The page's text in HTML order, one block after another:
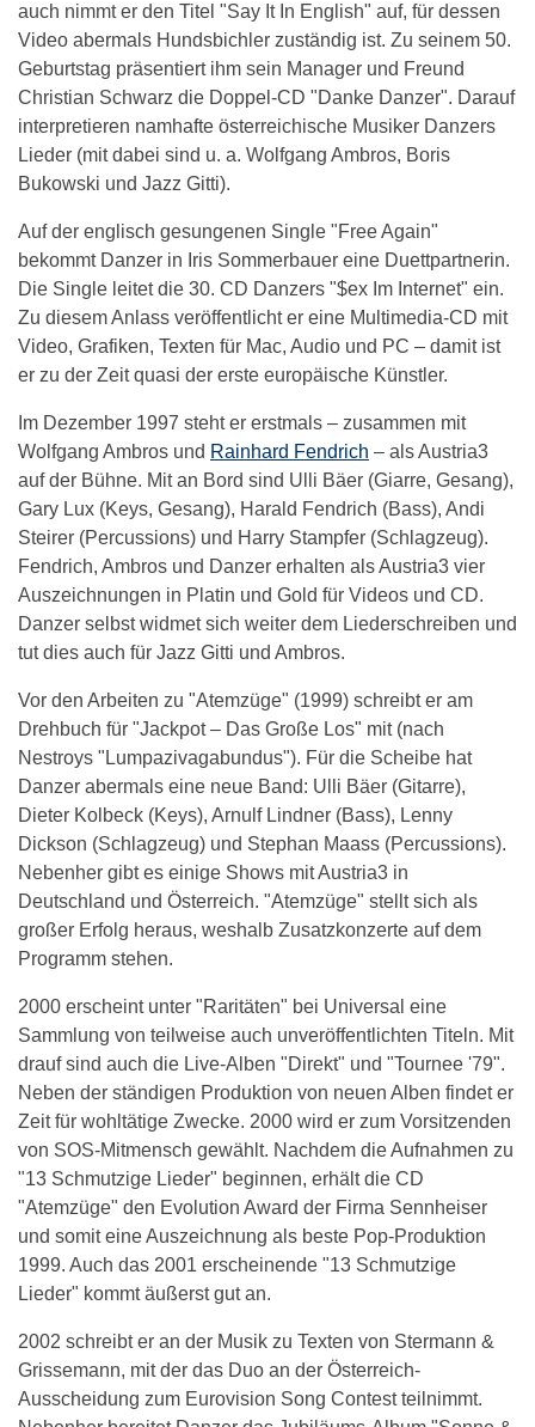
auch nimmt er den Titel "Say It In English" auf, für dessen
Video abermals Hundsbichler zuständig ist. Zu seinem 50.
Geburtstag präsentiert ihm sein Manager und Freund
Christian Schwarz die Doppel-CD "Danke Danzer". Darauf
interpretieren namhafte österreichische Musiker Danzers
Lieder (mit dabei sind u. a. Wolfgang Ambros, Boris
Bukowski und Jazz Gitti).
Auf der englisch gesungenen Single "Free Again"
bekommt Danzer in Iris Sommerbauer eine Duettpartnerin.
Die Single leitet die 30. CD Danzers "$ex Im Internet" ein.
Zu diesem Anlass veröffentlicht er eine Multimedia-CD mit
Video, Grafiken, Texten für Mac, Audio und PC – damit ist
er zu der Zeit quasi der erste europäische Künstler.
Im Dezember 1997 steht er erstmals – zusammen mit
Wolfgang Ambros und Rainhard Fendrich – als Austria3
auf der Bühne. Mit an Bord sind Ulli Bäer (Giarre, Gesang),
Gary Lux (Keys, Gesang), Harald Fendrich (Bass), Andi
Steirer (Percussions) und Harry Stampfer (Schlagzeug).
Fendrich, Ambros und Danzer erhalten als Austria3 vier
Auszeichnungen in Platin und Gold für Videos und CD.
Danzer selbst widmet sich weiter dem Liederschreiben und
tut dies auch für Jazz Gitti und Ambros.
Vor den Arbeiten zu "Atemzüge" (1999) schreibt er am
Drehbuch für "Jackpot – Das Große Los" mit (nach
Nestroys "Lumpazivagabundus"). Für die Scheibe hat
Danzer abermals eine neue Band: Ulli Bäer (Gitarre),
Dieter Kolbeck (Keys), Arnulf Lindner (Bass), Lenny
Dickson (Schlagzeug) und Stephan Maass (Percussions).
Nebenher gibt es einige Shows mit Austria3 in
Deutschland und Österreich. "Atemzüge" stellt sich als
großer Erfolg heraus, weshalb Zusatzkonzerte auf dem
Programm stehen.
2000 erscheint unter "Raritäten" bei Universal eine
Sammlung von teilweise auch unveröffentlichten Titeln. Mit
drauf sind auch die Live-Alben "Direkt" und "Tournee '79".
Neben der ständigen Produktion von neuen Alben findet er
Zeit für wohltätige Zwecke. 2000 wird er zum Vorsitzenden
von SOS-Mitmensch gewählt. Nachdem die Aufnahmen zu
"13 Schmutzige Lieder" beginnen, erhält die CD
"Atemzüge" den Evolution Award der Firma Sennheiser
und somit eine Auszeichnung als beste Pop-Produktion
1999. Auch das 2001 erscheinende "13 Schmutzige
Lieder" kommt äußerst gut an.
2002 schreibt er an der Musik zu Texten von Stermann &
Grissemann, mit der das Duo an der Österreich-
Ausscheidung zum Eurovision Song Contest teilnimmt.